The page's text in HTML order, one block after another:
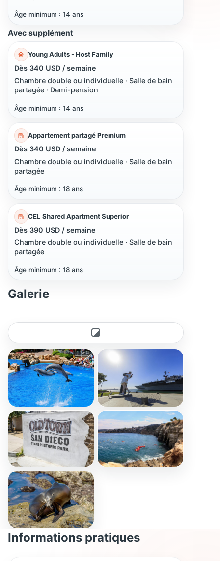
Âge minimum : 14 ans
Avec supplément
Young Adults - Host Family
Dès 340 USD / semaine
Chambre double ou individuelle · Salle de bain
partagée · Demi-pension
Âge minimum : 14 ans
Appartement partagé Premium
Dès 340 USD / semaine
Chambre double ou individuelle · Salle de bain
partagée
Âge minimum : 18 ans
CEL Shared Apartment Superior
Dès 390 USD / semaine
Chambre double ou individuelle · Salle de bain
partagée
Âge minimum : 18 ans
Galerie
Informations pratiques